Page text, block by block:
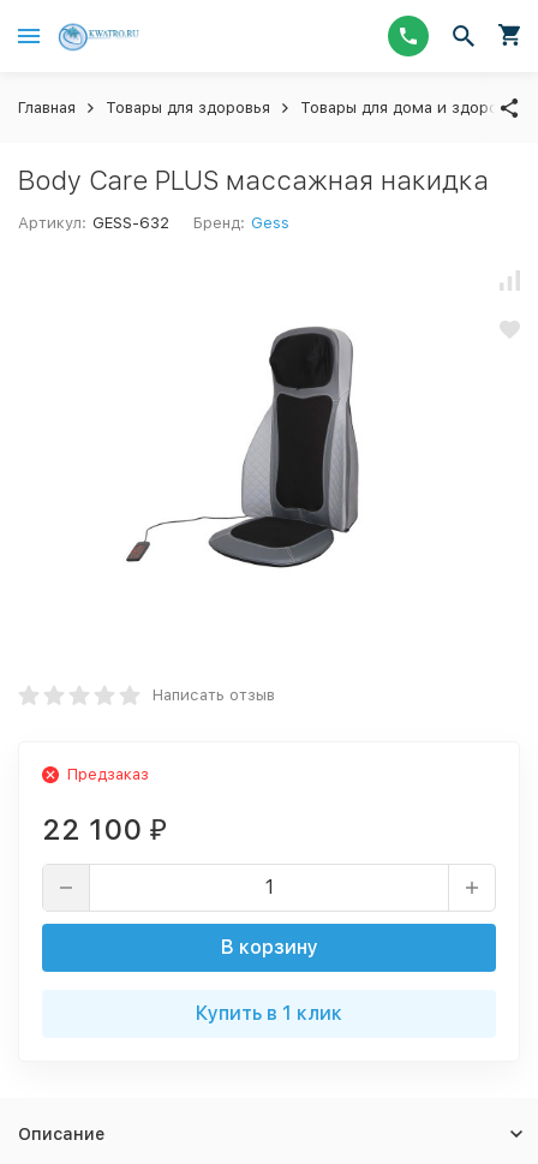
Главная Товары для здоровья Товары для дома и здоровья
Body Care PLUS массажная накидка
Артикул: GESS-632 Бренд: Gess
Написать отзыв
Предзаказ
22 100 ₽
В корзину
Купить в 1 клик
Описание